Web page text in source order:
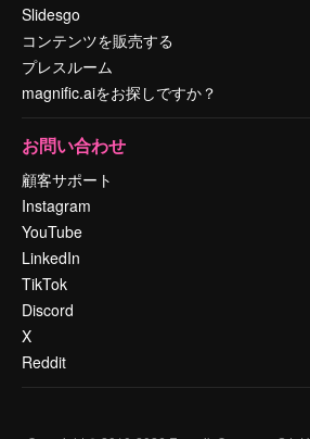
Slidesgo
コンテンツを販売する
プレスルーム
magnific.aiをお探しですか？
お問い合わせ
顧客サポート
Instagram
YouTube
LinkedIn
TikTok
Discord
X
Reddit